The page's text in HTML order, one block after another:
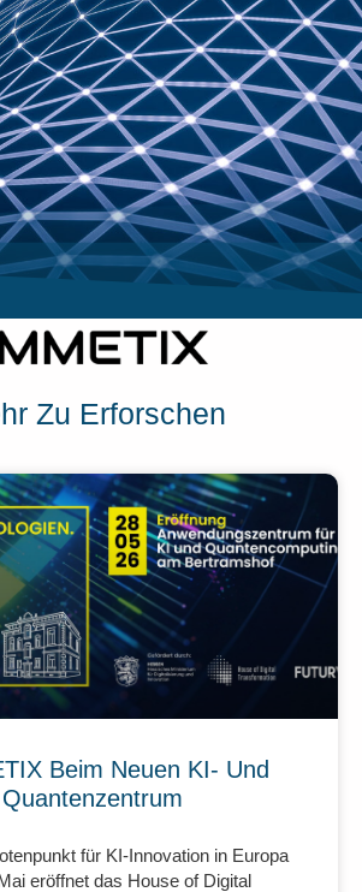
Zu Erforschen
Beim Neuen KI- Und
Quantenzentrum
für KI-Innovation in Europa
eröffnet das House of Digital